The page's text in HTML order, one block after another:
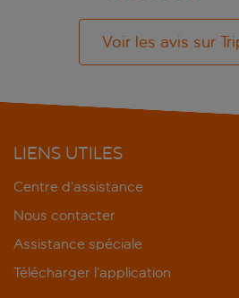
Voir les avis sur
LIENS UTILES
Centre d’assistance
Nous contacter
Assistance spéciale
Télécharger l’application